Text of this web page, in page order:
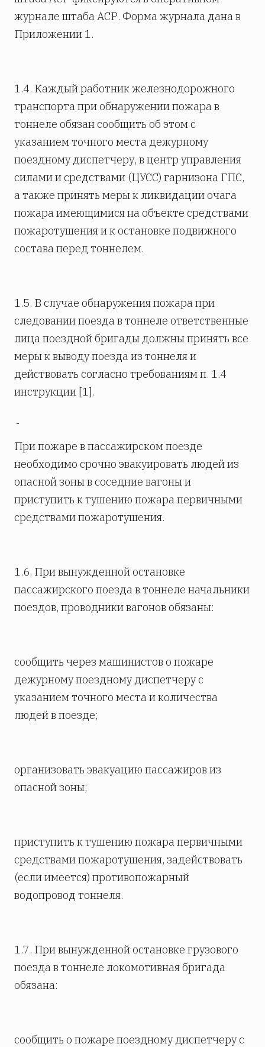
журнале штаба АСР. Форма журнала дана в
Приложении 1.
1.4. Каждый работник железнодорожного
транспорта при обнаружении пожара в
тоннеле обязан сообщить об этом с
указанием точного места дежурному
поездному диспетчеру, в центр управления
силами и средствами (ЦУСС) гарнизона ГПС,
а также принять меры к ликвидации очага
пожара имеющимися на объекте средствами
пожаротушения и к остановке подвижного
состава перед тоннелем.
1.5. В случае обнаружения пожара при
следовании поезда в тоннеле ответственные
лица поездной бригады должны принять все
меры к выводу поезда из тоннеля и
действовать согласно требованиям п. 1.4
инструкции [1].
При пожаре в пассажирском поезде
необходимо срочно эвакуировать людей из
опасной зоны в соседние вагоны и
приступить к тушению пожара первичными
средствами пожаротушения.
1.6. При вынужденной остановке
пассажирского поезда в тоннеле начальники
поездов, проводники вагонов обязаны:
сообщить через машинистов о пожаре
дежурному поездному диспетчеру с
указанием точного места и количества
людей в поезде;
организовать эвакуацию пассажиров из
опасной зоны;
приступить к тушению пожара первичными
средствами пожаротушения, задействовать
(если имеется) противопожарный
водопровод тоннеля.
1.7. При вынужденной остановке грузового
поезда в тоннеле локомотивная бригада
обязана:
сообщить о пожаре поездному диспетчеру с